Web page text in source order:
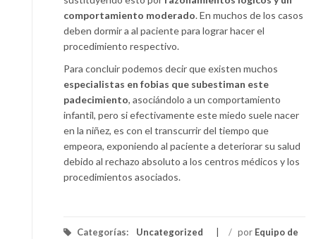
comportamiento moderado. En muchos de los casos
deben dormir a al paciente para lograr hacer el
procedimiento respectivo.
Para concluir podemos decir que existen muchos
especialistas en fobias que subestiman este
padecimiento, asociándolo a un comportamiento
infantil, pero si efectivamente este miedo suele nacer
en la niñez, es con el transcurrir del tiempo que
empeora, exponiendo al paciente a deteriorar su salud
debido al rechazo absoluto a los centros médicos y los
procedimientos asociados.
Categorías: Uncategorized / por Equipo de